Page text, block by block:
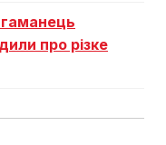
про різке